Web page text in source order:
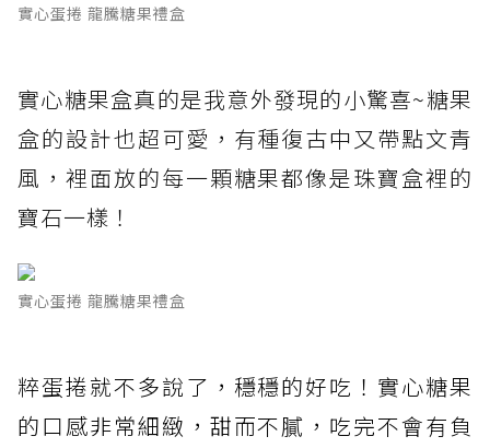
實心蛋捲 龍騰糖果禮盒
實心糖果盒真的是我意外發現的小驚喜~糖果
盒的設計也超可愛，有種復古中又帶點文青
風，裡面放的每一顆糖果都像是珠寶盒裡的
寶石一樣！
實心蛋捲 龍騰糖果禮盒
粹蛋捲就不多說了，穩穩的好吃！實心糖果
的口感非常細緻，甜而不膩，吃完不會有負